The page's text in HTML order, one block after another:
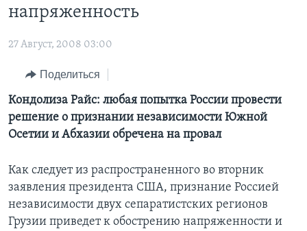
основной
навигации
Перейти
поиск
ИТОГИ
ПОЧЕМУ ЭТО ВАЖНО?
ДИСКУССИЯ VOA
АМЕРИКА. БОЛЬШОЕ ПУТЕШЕСТВИЕ
НАША АМЕРИКАНСКАЯ ИСТОРИЯ
А КАК В АМЕРИКЕ?
АРТЕФАКТЫ
АМЕРИКАНСКИЕ ГОРОДКИ
ИНТЕРВЬЮ
ФАКТЫ ПРОТИВ ФЕЙКОВ
ЗА СВОБОДУ ПРЕССЫ
УЧИМ АНГЛИЙСКИЙ
ПОДПИСКА НА НОВОСТИ
Learning English
напряженность
27 Август, 2008 03:00
Поделиться
Кондолиза Райс: любая попытка России провести
решение о признании независимости Южной
Осетии и Абхазии обречена на провал
Как следует из распространенного во вторник
заявления президента США, признание Россией
независимости двух сепаратистских регионов
Грузии приведет к обострению напряженности и